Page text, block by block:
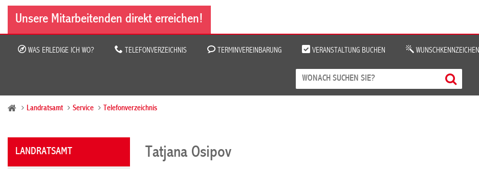
Unsere Mitarbeitenden direkt erreichen!
WAS ERLEDIGE ICH WO? TELEFONVERZEICHNIS TERMINVEREINBARUNG VERANSTALTUNG BUCHEN WUNSCHKENNZEICHEN
Landratsamt Service Telefonverzeichnis
LANDRATSAMT Tatjana Osipov